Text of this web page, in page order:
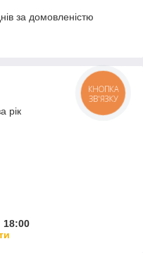
за домовленістю
рік
18:00
КНОПКА
ЗВ'ЯЗКУ